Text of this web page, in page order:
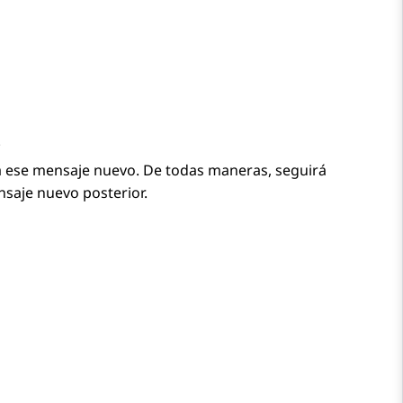
mensaje nuevo. De todas maneras, seguirá
nuevo posterior.